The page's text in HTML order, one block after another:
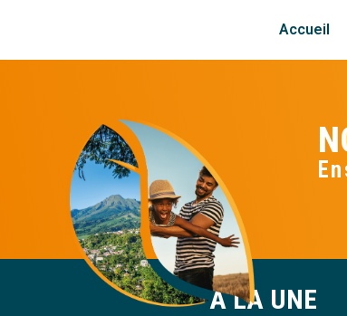
Accueil
A LA UNE